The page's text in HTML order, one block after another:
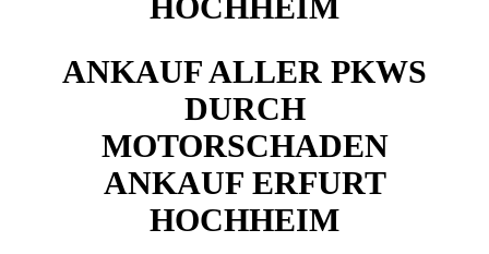
ANKAUF ALLER PKWS
DURCH
MOTORSCHADEN
ANKAUF ERFURT
HOCHHEIM